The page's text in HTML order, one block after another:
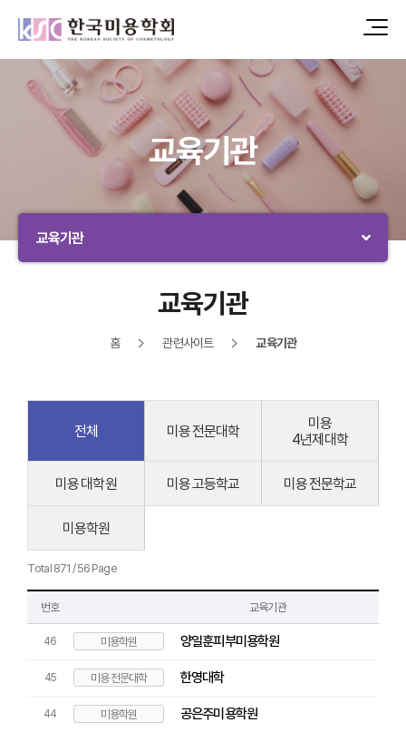
교육기관
교육기관
교육기관
홈 관련사이트 교육기관
전체 미용 전문대학
미용
4년제대학
미용 대학원 미용 고등학교 미용 전문학교
미용학원
Total 871 / 56 Page
번호 교육기관
46 미용학원 양일훈피부미용학원
45 미용 전문대학 한영대학
44 미용학원 공은주미용학원